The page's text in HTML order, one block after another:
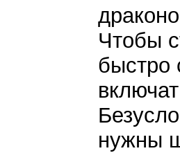
Чтобы
быстро
нужны